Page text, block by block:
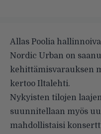
Allas Poolia
Nordic Urban on
kehittämisvarauksen
kertoo Iltalehti.
Nykyisten tilojen
suunnitellaan myös
mahdollistaisi